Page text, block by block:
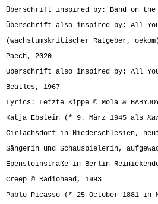
Überschrift inspired by: Band on the
Überschrift also inspired by: All
(wachstumskritischer Ratgeber,
Paech, 2020
Überschrift also inspired by: All You
Beatles, 1967
Lyrics: Letzte Kippe © Mola &
Katja Ebstein (* 9. März 1945 als
Girlachsdorf in Niederschlesien,
Sängerin und Schauspielerin,
Epensteinstraße in Berlin-
Creep © Radiohead, 1993
Pablo Picasso (* 25 October 1881 in